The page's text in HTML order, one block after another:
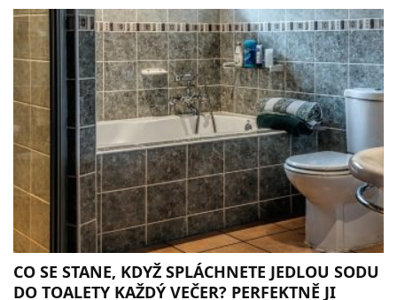
CO SE STANE, KDYŽ SPLÁCHNETE JEDLOU SODU
DO TOALETY KAŽDÝ VEČER? PERFEKTNĚ JI